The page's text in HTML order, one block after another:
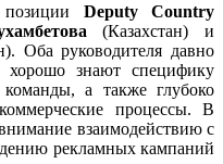
Deputy Country
(Казахстан) и
Оба руководителя давно
хорошо знают специфику
а также глубоко
процессы. В
взаимодействию с
рекламных кампаний